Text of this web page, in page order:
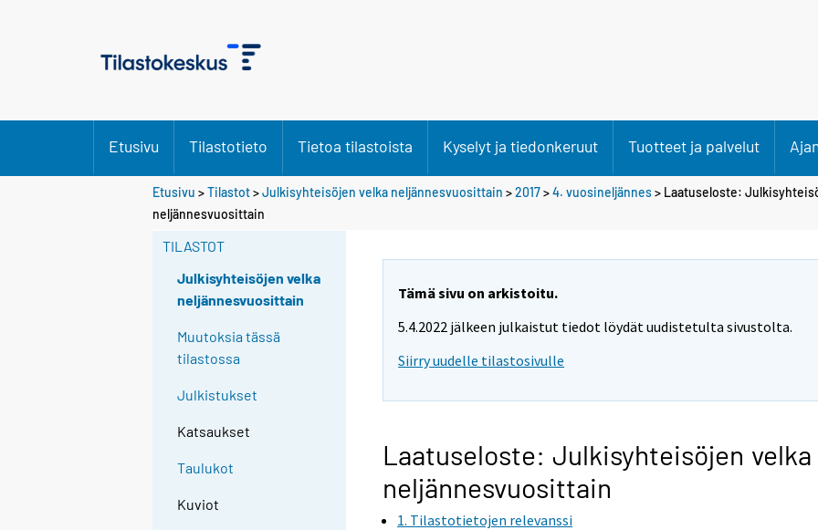
Etusivu Tilastotieto Tietoa tilastoista Kyselyt ja tiedonkeruut Tuotteet ja palvelut
Etusivu >Tilastot>Julkisyhteisöjen velka neljännesvuosittain >2017>4. vuosineljännes> Laatuseloste:
neljännesvuosittain
TILASTOT
Julkisyhteisöjen velka
neljännesvuosittain
Muutoksia tässä
tilastossa
Julkistukset
Katsaukset
Taulukot
Kuviot
Tämä sivu on arkistoitu.
5.4.2022 jälkeen julkaistut tiedot löydät uudistetulta sivustolta.
Siirry uudelle tilastosivulle
Laatuseloste: Julkisyhteisöjen velka
neljännesvuosittain
1. Tilastotietojen relevanssi